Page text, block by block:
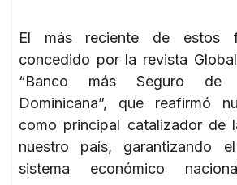
El más reciente de estos
concedido por la revista
“Banco más Seguro de
Dominicana”, que reafirmó
como principal catalizador de
nuestro país, garantizando
sistema económico